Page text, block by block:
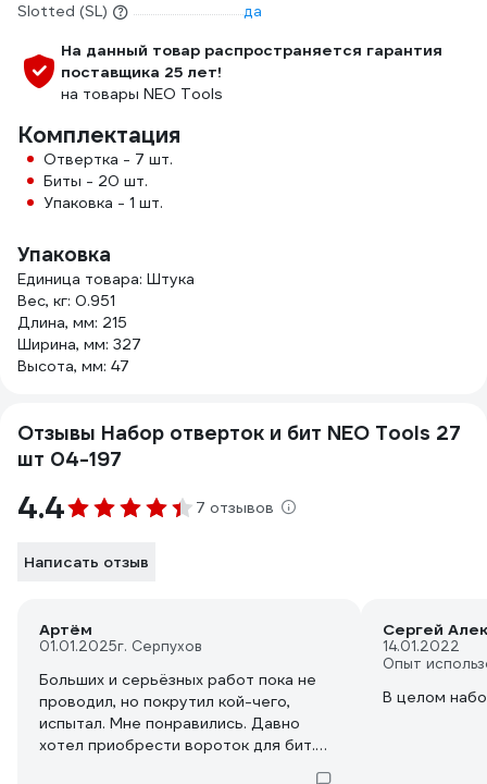
Slotted (SL)
да
На данный товар распространяется гарантия
поставщика 25 лет!
на товары NEO Tools
Комплектация
Отвертка - 7 шт.
Биты - 20 шт.
Упаковка - 1 шт.
Упаковка
Единица товара: Штука
Вес, кг: 0.951
Длина, мм: 215
Ширина, мм: 327
Высота, мм: 47
Отзывы Набор отверток и бит NEO Tools 27
шт 04-197
4.4 7 отзывов
Написать отзыв
Артём
01.01.2025г. Серпухов
Больших и серьёзных работ пока не
проводил, но покрутил кой-чего,
испытал. Мне понравились. Давно
хотел приобрести вороток для бит.
Сергей
14.01.2022
Опыт
В целом